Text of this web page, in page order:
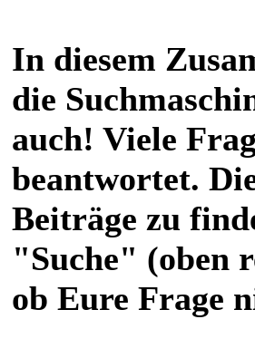
In diesem
die
auch! Viele
beantwortet.
Beiträge zu
"Suche" (oben
ob Eure Frage